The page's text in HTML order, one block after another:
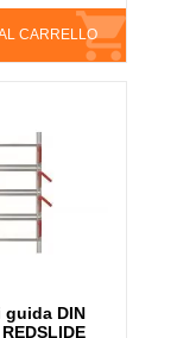
CARRELLO
guida DIN